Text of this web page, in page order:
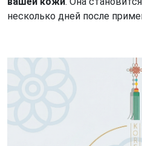
несколько дней после